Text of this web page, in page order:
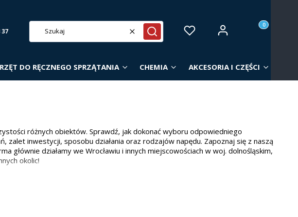
37 WyczyśćSzukaj
Ulubione Zaloguj się Produkty w
Koszyk
DO RĘCZNEGO SPRZĄTANIA CHEMIA AKCESORIA I CZĘŚCI
różnych obiektów. Sprawdź, jak dokonać wyboru odpowiedniego
zalet inwestycji, sposobu działania oraz rodzajów napędu. Zapoznaj się z naszą
głównie działamy we Wrocławiu i innych miejscowościach w woj. dolnośląskim,
okolic!
od powierzchni
powierzchni: